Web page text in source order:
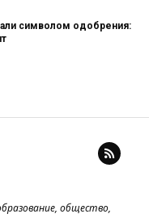
символом одобрения:
общество,